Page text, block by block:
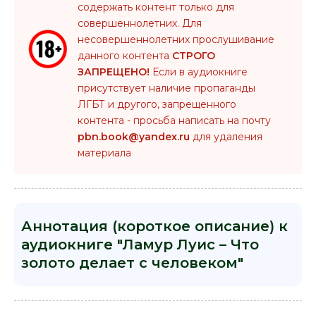
содержать контент только для
совершеннолетних. Для
несовершеннолетних прослушивание
данного контента СТРОГО
ЗАПРЕЩЕНО! Если в аудиокниге
присутствует наличие пропаганды
ЛГБТ и другого, запрещенного
контента - просьба написать на почту
pbn.book@yandex.ru для удаления
материала
Аннотация (короткое описание) к
аудиокниге "Ламур Луис – Что
золото делает с человеком"